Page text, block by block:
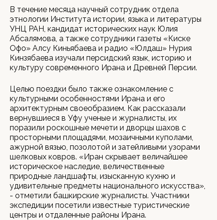
В течение месяца научный сотрудник отдела
этнологии Института истории, языка и литературы
УНЦ РАН, кандидат исторических наук Юлия
Абсалямова, а также сотрудники газеты «Киске
Офо» Алсу Киньябаева и радио «Юлдаш» Нурия
Кинзябаева изучали персидский язык, историю и
культуру современного Ирана и Древней Персии.
Целью поездки было также ознакомление с
культурными особенностями Ирана и его
архитектурным своеобразием. Как рассказали
вернувшиеся в Уфу ученые и журналисты, их
поразили роскошные мечети и дворцы шахов с
просторными площадями, мозаичными куполами,
ажурной вязью, позолотой и затейливыми узорами
шелковых ковров. «Иран скрывает величайшее
историческое наследие, величественные
природные ландшафты, изысканную кухню и
удивительные предметы национального искусства»,
- отметили башкирские журналисты. Участники
экспедиции посетили известные туристические
центры и отдаленные районы Ирана.